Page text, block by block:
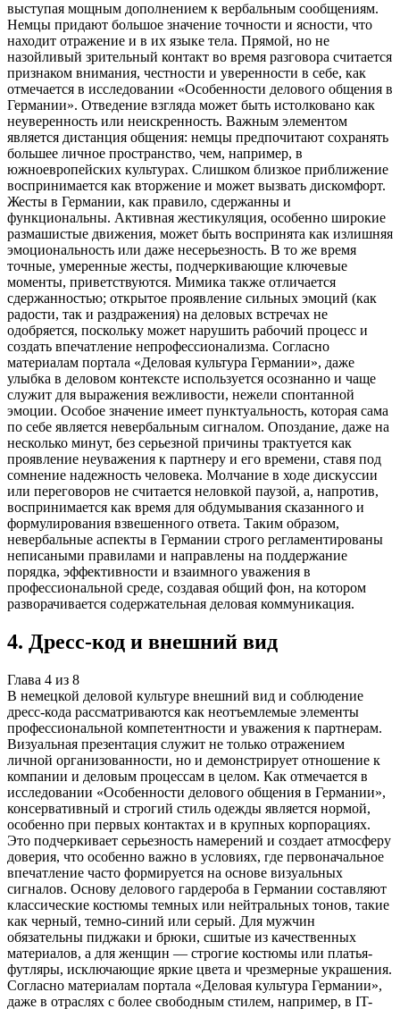
выступая мощным дополнением к вербальным сообщениям.
Немцы придают большое значение точности и ясности, что
находит отражение и в их языке тела. Прямой, но не
назойливый зрительный контакт во время разговора считается
признаком внимания, честности и уверенности в себе, как
отмечается в исследовании «Особенности делового общения в
Германии». Отведение взгляда может быть истолковано как
неуверенность или неискренность. Важным элементом
является дистанция общения: немцы предпочитают сохранять
большее личное пространство, чем, например, в
южноевропейских культурах. Слишком близкое приближение
воспринимается как вторжение и может вызвать дискомфорт.
Жесты в Германии, как правило, сдержанны и
функциональны. Активная жестикуляция, особенно широкие
размашистые движения, может быть воспринята как излишняя
эмоциональность или даже несерьезность. В то же время
точные, умеренные жесты, подчеркивающие ключевые
моменты, приветствуются. Мимика также отличается
сдержанностью; открытое проявление сильных эмоций (как
радости, так и раздражения) на деловых встречах не
одобряется, поскольку может нарушить рабочий процесс и
создать впечатление непрофессионализма. Согласно
материалам портала «Деловая культура Германии», даже
улыбка в деловом контексте используется осознанно и чаще
служит для выражения вежливости, нежели спонтанной
эмоции. Особое значение имеет пунктуальность, которая сама
по себе является невербальным сигналом. Опоздание, даже на
несколько минут, без серьезной причины трактуется как
проявление неуважения к партнеру и его времени, ставя под
сомнение надежность человека. Молчание в ходе дискуссии
или переговоров не считается неловкой паузой, а, напротив,
воспринимается как время для обдумывания сказанного и
формулирования взвешенного ответа. Таким образом,
невербальные аспекты в Германии строго регламентированы
неписаными правилами и направлены на поддержание
порядка, эффективности и взаимного уважения в
профессиональной среде, создавая общий фон, на котором
разворачивается содержательная деловая коммуникация.
4. Дресс-код и внешний вид
Глава 4 из 8
В немецкой деловой культуре внешний вид и соблюдение
дресс-кода рассматриваются как неотъемлемые элементы
профессиональной компетентности и уважения к партнерам.
Визуальная презентация служит не только отражением
личной организованности, но и демонстрирует отношение к
компании и деловым процессам в целом. Как отмечается в
исследовании «Особенности делового общения в Германии»,
консервативный и строгий стиль одежды является нормой,
особенно при первых контактах и в крупных корпорациях.
Это подчеркивает серьезность намерений и создает атмосферу
доверия, что особенно важно в условиях, где первоначальное
впечатление часто формируется на основе визуальных
сигналов. Основу делового гардероба в Германии составляют
классические костюмы темных или нейтральных тонов, такие
как черный, темно-синий или серый. Для мужчин
обязательны пиджаки и брюки, сшитые из качественных
материалов, а для женщин — строгие костюмы или платья-
футляры, исключающие яркие цвета и чрезмерные украшения.
Согласно материалам портала «Деловая культура Германии»,
даже в отраслях с более свободным стилем, например, в IT-